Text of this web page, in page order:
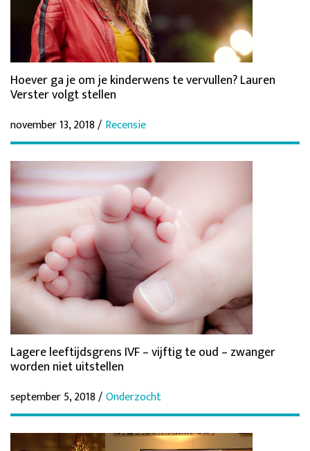
Hoever ga je om je kinderwens te vervullen? Lauren
Verster volgt stellen
november 13, 2018 / Recensie
Lagere leeftijdsgrens IVF – vijftig te oud – zwanger
worden niet uitstellen
september 5, 2018 /Onderzocht